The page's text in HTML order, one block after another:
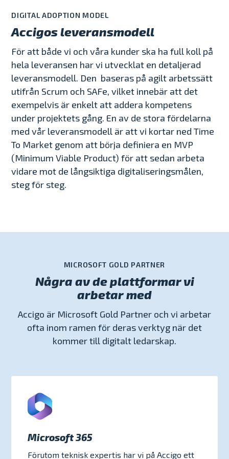
medlemmar i projekt själva har förmåga att
lösa problem när de uppstår.
Vi har med framgång hanterat
multinationella projekt med flera
organisationer inblandade genom kultur och
språkbarriärer och tvärs över flera
tidszoner. Vi genomför stora som små
projekt med samma målsättning om
maximalt värde för individ och organisation.
innebär ofta en roll som Scrum Master eller
Product Owner, där flera tvärfunktionella
agila team med personer från både affärs
och utvecklingsteam, skapar agila tåg.
Dessa tåg samverkar och synkroniserar
arbetet för att skapa maximalt affärsvärde.
framgångsnycklarna!
Målbilden för varje iteration är ständiga
förbättringar i rörelse mot mål och värde.
En testledare tar fram testplaner och
testrapporter, planerar och leder tester
samt tar fram underlag och guidar vägen
fram.
Som testledare vet vi vikten av att vara
vassa på de digitala verktygen, på struktur
och kommunikation för att leda med full
progress, det är så vi jobbar!
DIGITAL ADOPTION MODEL
Accigos leveransmodell
För att både vi och våra kunder ska ha full koll på
hela leveransen har vi utvecklat en detaljerad
leveransmodell. Den baseras på agilt arbetssätt
utifrån Scrum och SAFe, vilket innebär att det
exempelvis är enkelt att addera kompetens
under projektets gång. En av de stora fördelarna
med vår leveransmodell är att vi kortar ned Time
To Market genom att börja definiera en MVP
(Minimum Viable Product) för att sedan arbeta
vidare mot de långsiktiga digitaliseringsmålen,
steg för steg.
MICROSOFT GOLD PARTNER
Några av de plattformar vi
arbetar med
Accigo är Microsoft Gold Partner och vi arbetar
ofta inom ramen för deras verktyg när det
kommer till digitalt ledarskap.
Microsoft 365
Förutom teknisk expertis har vi på Accigo ett